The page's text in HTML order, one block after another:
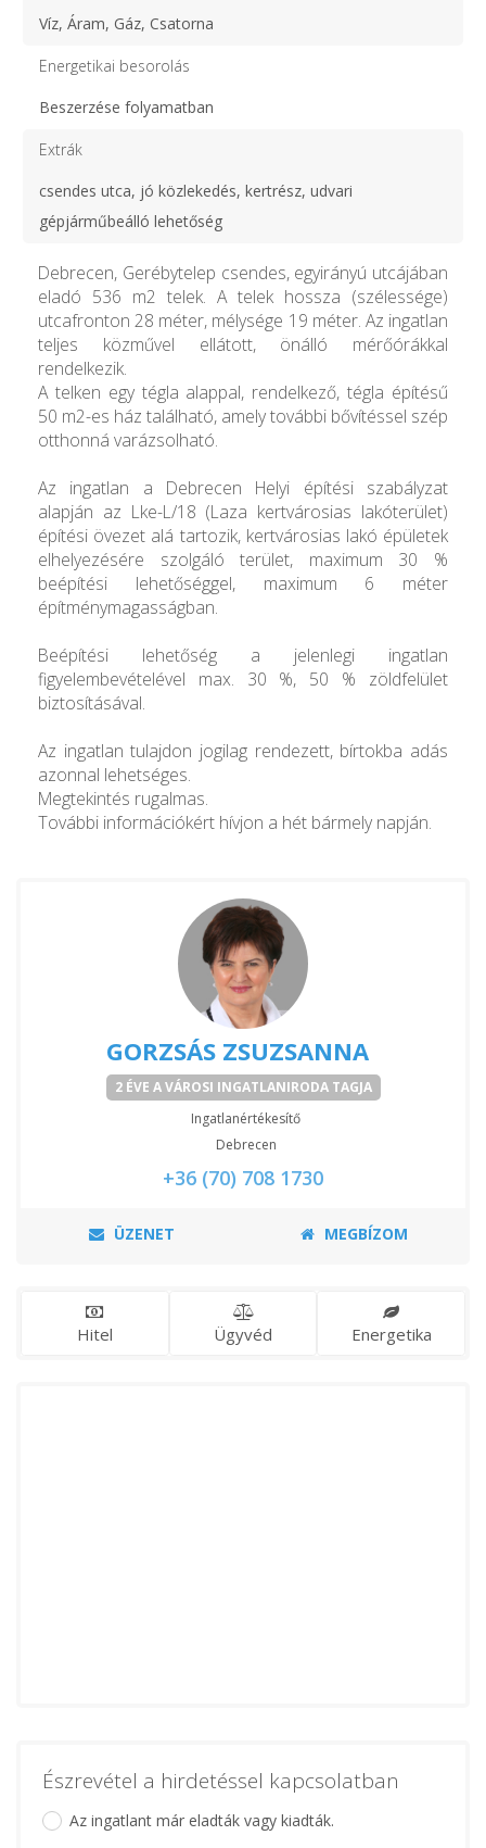
Víz, Áram, Gáz, Csatorna
Energetikai besorolás
Beszerzése folyamatban
Extrák
csendes utca, jó közlekedés, kertrész, udvari
gépjárműbeálló lehetőség
Debrecen, Gerébytelep csendes, egyirányú utcájában
eladó 536 m2 telek. A telek hossza (szélessége)
utcafronton 28 méter, mélysége 19 méter. Az ingatlan
teljes közművel ellátott, önálló mérőórákkal
rendelkezik.
A telken egy tégla alappal, rendelkező, tégla építésű
50 m2-es ház található, amely további bővítéssel szép
otthonná varázsolható.
Az ingatlan a Debrecen Helyi építési szabályzat
alapján az Lke-L/18 (Laza kertvárosias lakóterület)
építési övezet alá tartozik, kertvárosias lakó épületek
elhelyezésére szolgáló terület, maximum 30 %
beépítési lehetőséggel, maximum 6 méter
építménymagasságban.
Beépítési lehetőség a jelenlegi ingatlan
figyelembevételével max. 30 %, 50 % zöldfelület
biztosításával.
Az ingatlan tulajdon jogilag rendezett, bírtokba adás
azonnal lehetséges.
Megtekintés rugalmas.
További információkért hívjon a hét bármely napján.
GORZSÁS ZSUZSANNA
2 ÉVE A VÁROSI INGATLANIRODA TAGJA
Ingatlanértékesítő
Debrecen
+36 (70) 708 1730
ÜZENET MEGBÍZOM
Hitel Ügyvéd Energetika
Észrevétel a hirdetéssel kapcsolatban
Az ingatlant már eladták vagy kiadták.